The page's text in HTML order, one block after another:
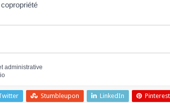
administrative
Stumbleupon LinkedIn Pinterest